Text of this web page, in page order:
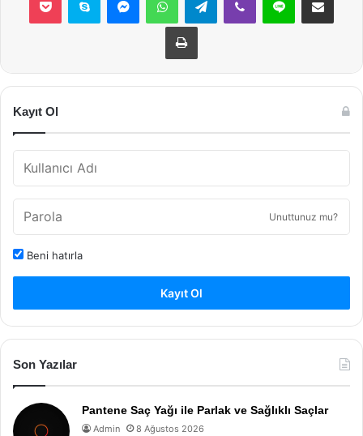
Yazdır
Kayıt Ol
Unuttunuz mu?
Beni hatırla
Kayıt Ol
Son Yazılar
Pantene Saç Yağı ile Parlak ve Sağlıklı Saçlar
Admin 8 Ağustos 2026